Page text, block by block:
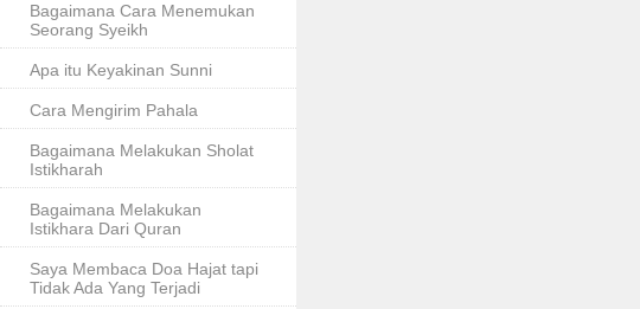
Bagaimana Cara Menemukan
Seorang Syeikh
Apa itu Keyakinan Sunni
Cara Mengirim Pahala
Bagaimana Melakukan Sholat
Istikharah
Bagaimana Melakukan
Istikhara Dari Quran
Saya Membaca Doa Hajat tapi
Tidak Ada Yang Terjadi